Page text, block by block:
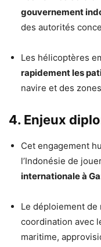
gouvernement
des autorités
Les hélicoptères
rapidement les
navire et des
4. Enjeux
Cet engagement
l’Indonésie de
internationale à
Le déploiement
coordination avec
maritime,